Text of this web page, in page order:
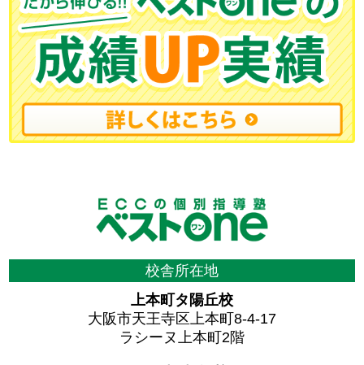
校舎所在地
上本町タ陽丘校
大阪市天王寺区上本町8-4-17
ラシーヌ上本町2階